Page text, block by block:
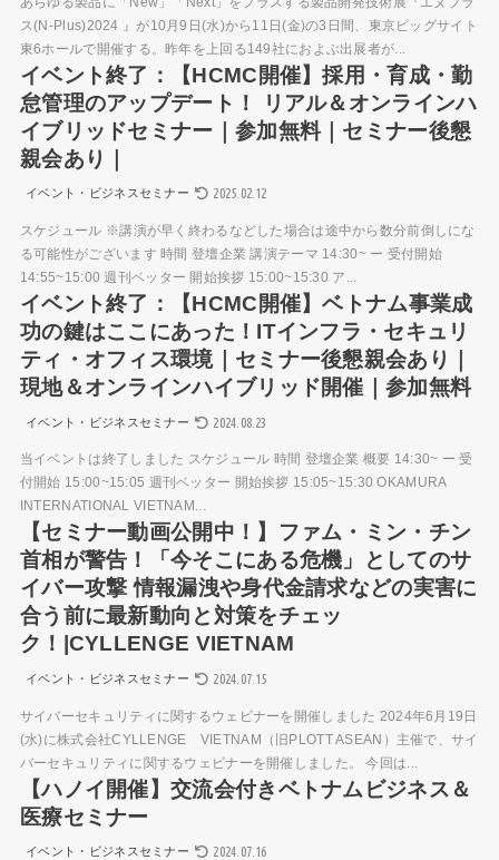
ス(N-Plus)2024 』が10月9日(水)から11日(金)の3日間、東京ビッグサイト
東6ホールで開催する。昨年を上回る149社におよぶ出展者が...
イベント終了：【HCMC開催】採用・育成・勤
怠管理のアップデート！ リアル＆オンラインハ
イブリッドセミナー｜参加無料｜セミナー後懇
親会あり｜
イベント・ビジネスセミナー 2025.02.12
スケジュール ※講演が早く終わるなどした場合は途中から数分前倒しにな
る可能性がございます 時間 登壇企業 講演テーマ 14:30~ ー 受付開始
14:55~15:00 週刊ベッター 開始挨拶 15:00~15:30 ア...
イベント終了：【HCMC開催】ベトナム事業成
功の鍵はここにあった！ITインフラ・セキュリ
ティ・オフィス環境｜セミナー後懇親会あり｜
現地＆オンラインハイブリッド開催｜参加無料
イベント・ビジネスセミナー 2024.08.23
当イベントは終了しました スケジュール 時間 登壇企業 概要 14:30~ ー 受
付開始 15:00~15:05 週刊ベッター 開始挨拶 15:05~15:30 OKAMURA
INTERNATIONAL VIETNAM...
【セミナー動画公開中！】ファム・ミン・チン
首相が警告！「今そこにある危機」としてのサ
イバー攻撃 情報漏洩や身代金請求などの実害に
合う前に最新動向と対策をチェッ
ク！|CYLLENGE VIETNAM
イベント・ビジネスセミナー 2024.07.15
サイバーセキュリティに関するウェビナーを開催しました 2024年6月19日
(水)に株式会社CYLLENGE VIETNAM（旧PLOTT ASEAN）主催で、サイ
バーセキュリティに関するウェビナーを開催しました。 今回は...
【ハノイ開催】交流会付きベトナムビジネス＆
医療セミナー
イベント・ビジネスセミナー 2024.07.16